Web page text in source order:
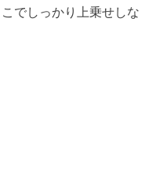
でしっかり上乗せしな